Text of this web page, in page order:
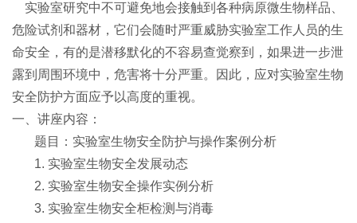
实验室研究中不可避免地会接触到各种病原微生物样品、
危险试剂和器材，它们会随时严重威胁实验室工作人员的生
命安全，有的是潜移默化的不容易查觉察到，如果进一步泄
露到周围环境中，危害将十分严重。因此，应对实验室生物
安全防护方面应予以高度的重视。
一、讲座内容：
题目：实验室生物安全防护与操作案例分析
1. 实验室生物安全发展动态
2. 实验室生物安全操作实例分析
3. 实验室生物安全柜检测与消毒